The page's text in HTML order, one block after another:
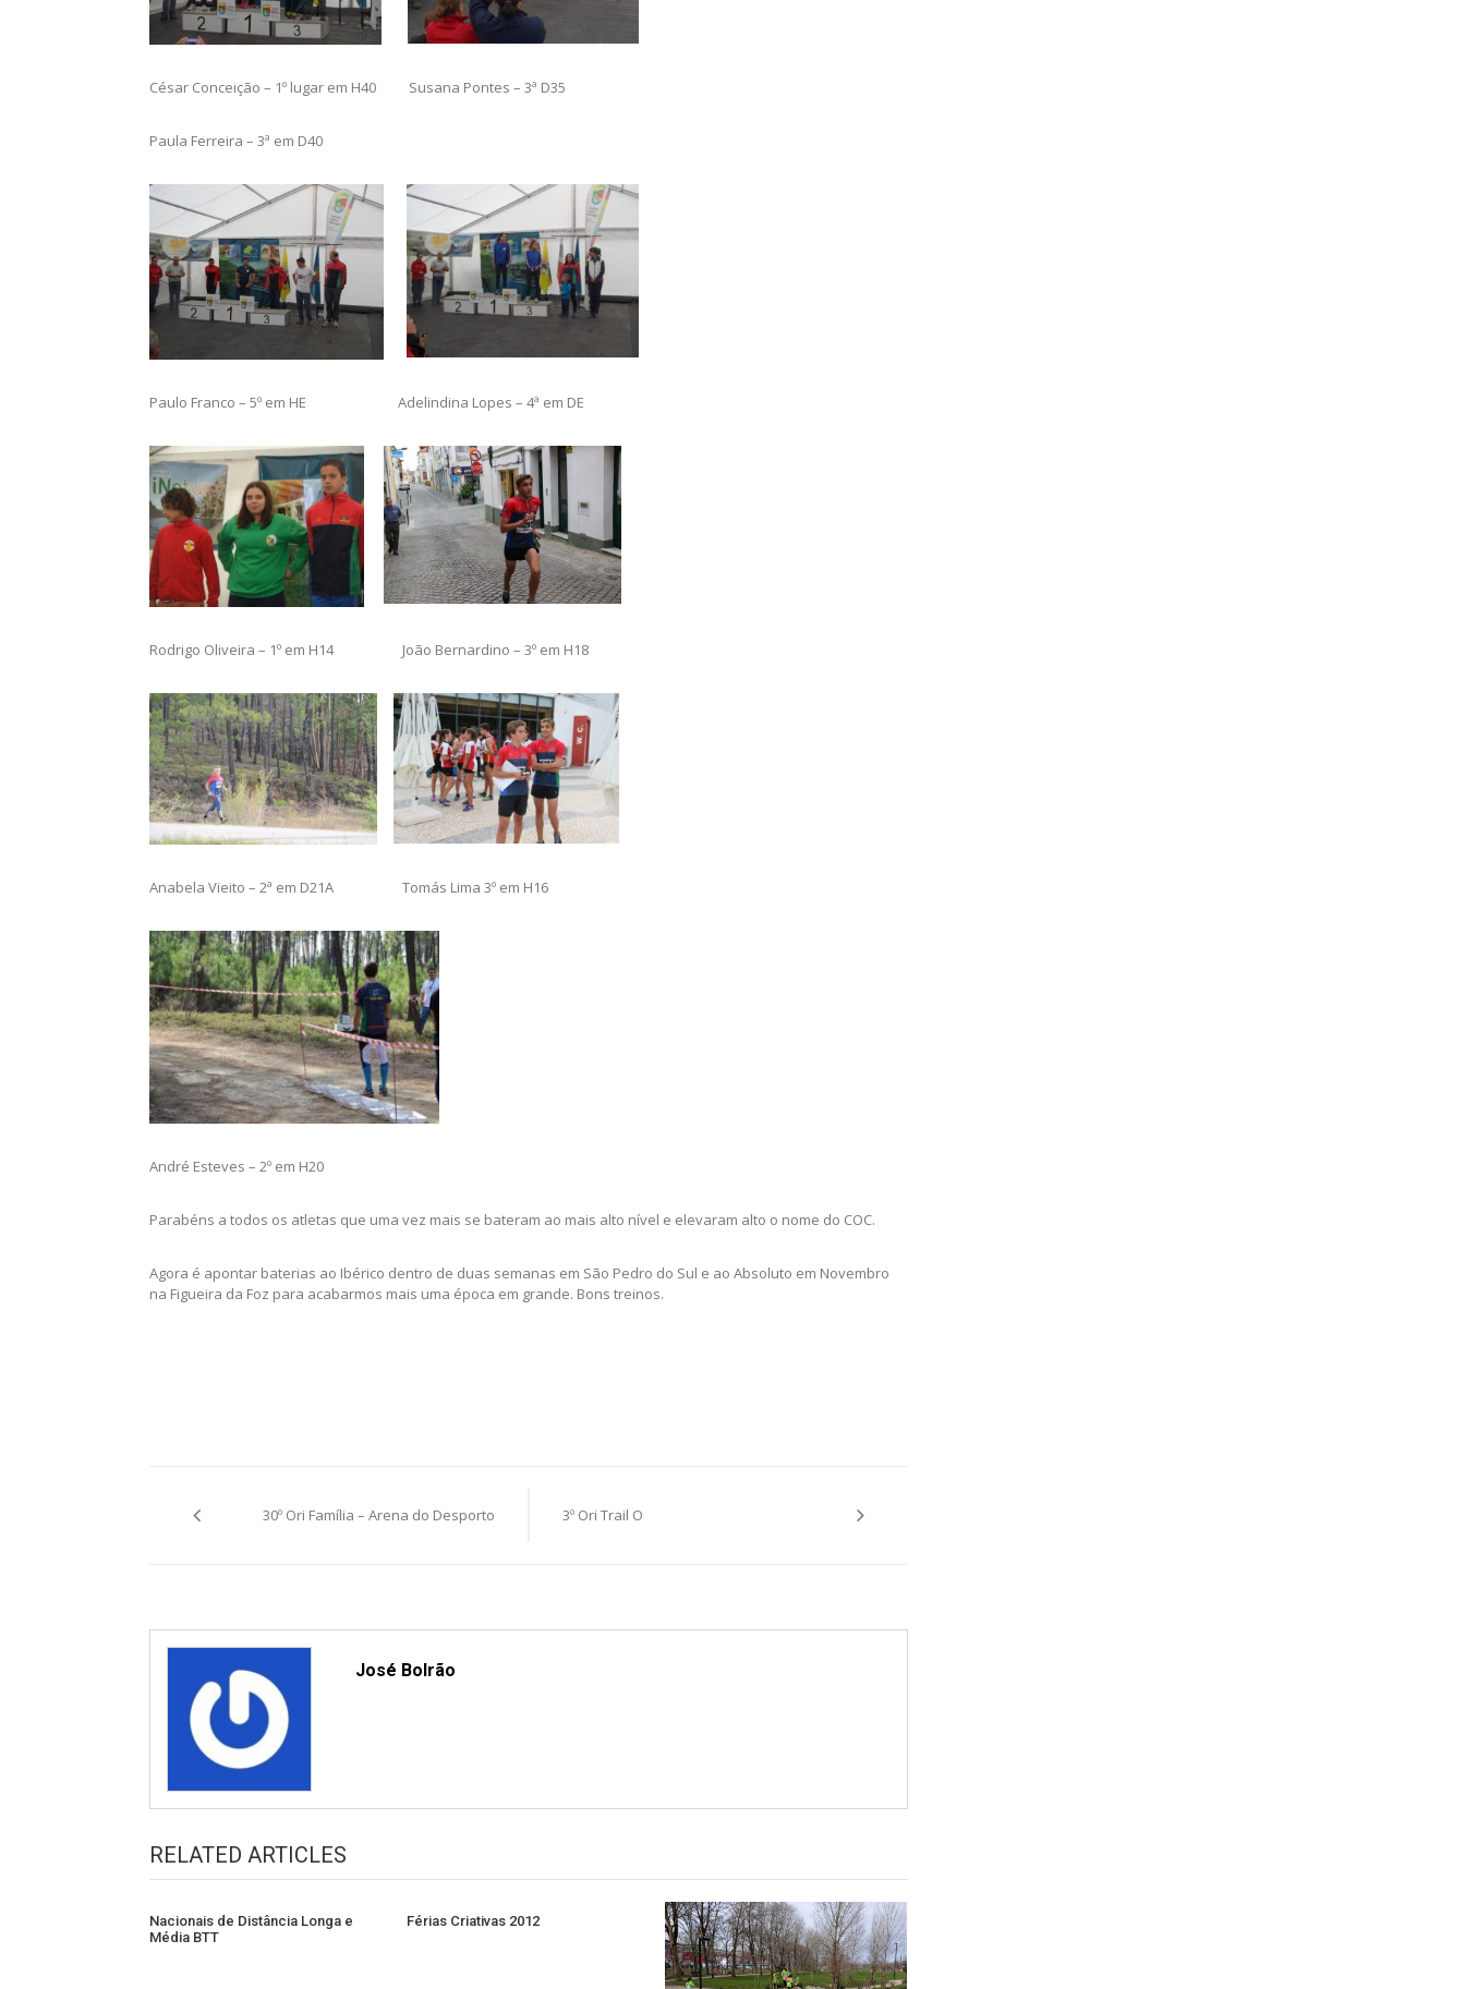
César Conceição – 1º lugar em H40 Susana Pontes – 3ª D35
Paula Ferreira – 3ª em D40
Paulo Franco – 5º em HE Adelindina Lopes – 4ª em DE
Rodrigo Oliveira – 1º em H14 João Bernardino – 3º em H18
Anabela Vieito – 2ª em D21A Tomás Lima 3º em H16
André Esteves – 2º em H20
Parabéns a todos os atletas que uma vez mais se bateram ao mais alto nível e elevaram alto o nome do COC.
Agora é apontar baterias ao Ibérico dentro de duas semanas em São Pedro do Sul e ao Absoluto em Novembro
na Figueira da Foz para acabarmos mais uma época em grande. Bons treinos.
navigation
30º Ori Família – Arena do Desporto 3º Ori Trail O
José Bolrão
RELATED ARTICLES
Nacionais de Distância Longa e
Média BTT
Férias Criativas 2012